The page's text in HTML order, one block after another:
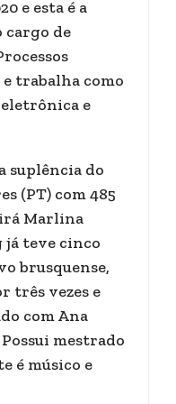
e esta é a
cargo de
trabalha como
e
suplência do
(PT) com 485
Marlina
já teve cinco
brusquense,
três vezes e
com Ana
mestrado
é músico e